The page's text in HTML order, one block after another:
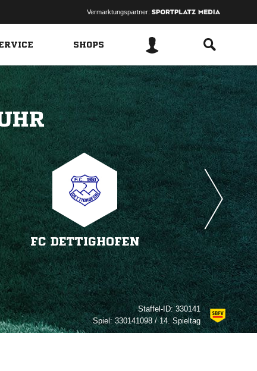
Vermarktungspartner:
SHOPS
FC DETTIGHOFEN
Staffel-ID:330141
Spiel:330141098 / 14. Spieltag